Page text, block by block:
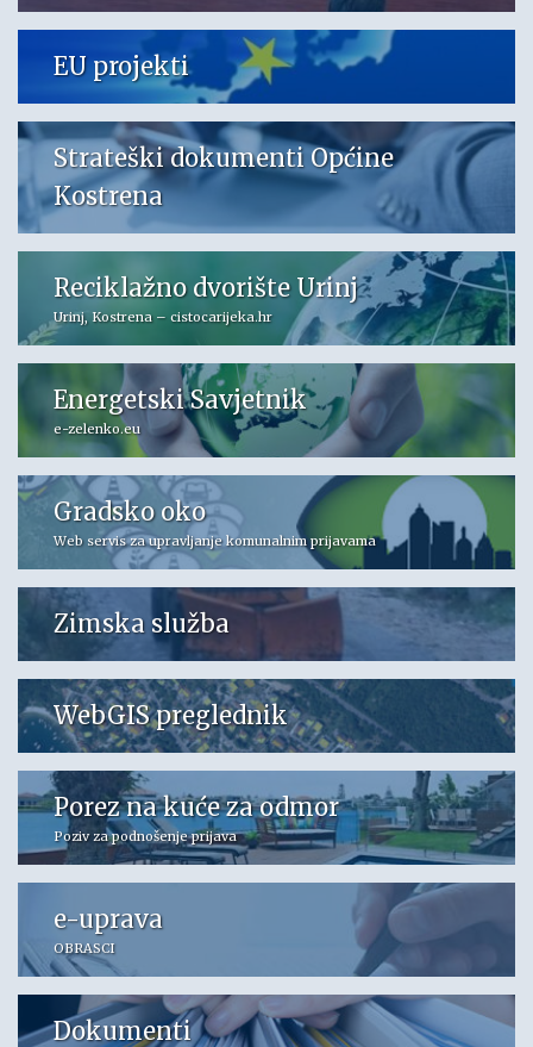
EU projekti
Strateški dokumenti Općine
Kostrena
Reciklažno dvorište Urinj
Urinj, Kostrena – cistocarijeka.hr
Energetski Savjetnik
e-zelenko.eu
Gradsko oko
Web servis za upravljanje komunalnim prijavama
Zimska služba
WebGIS preglednik
Porez na kuće za odmor
Poziv za podnošenje prijava
e-uprava
OBRASCI
Dokumenti